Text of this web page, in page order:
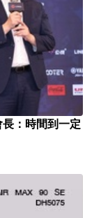
：時間到一定